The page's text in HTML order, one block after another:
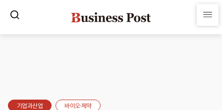
기업과산업 바이오·제약